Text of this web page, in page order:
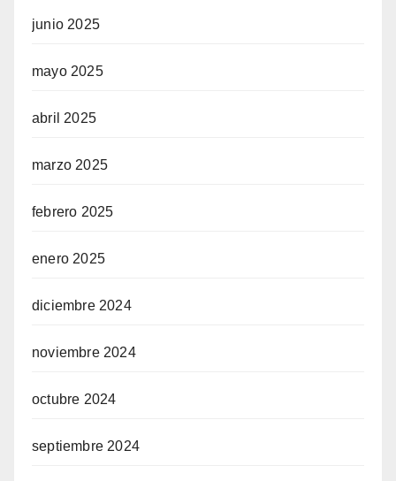
junio 2025
mayo 2025
abril 2025
marzo 2025
febrero 2025
enero 2025
diciembre 2024
noviembre 2024
octubre 2024
septiembre 2024